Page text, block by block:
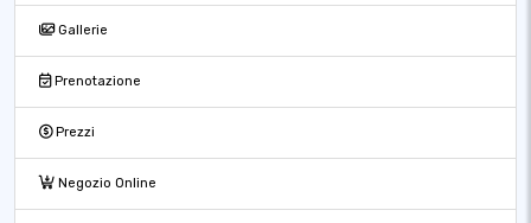
Gallerie
Prenotazione
Prezzi
Negozio Online